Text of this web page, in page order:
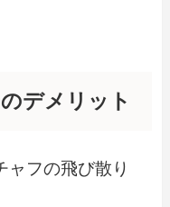
デメリット